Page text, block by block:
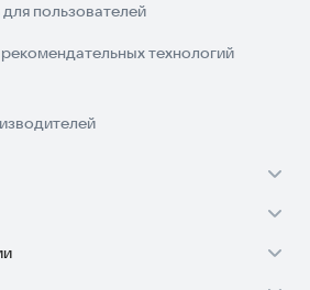
пользователей
технологий